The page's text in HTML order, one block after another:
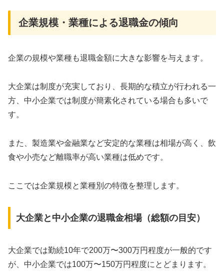
企業規模・業種による退職金の傾向
企業の規模や業種も退職金額に大きな影響を与えます。
大企業は制度が充実しており、長期的な積立が行われる一
方、中小企業では制度が簡素化されている場合も多いで
す。
また、製造業や金融業など安定的な業種は相場が高く、飲
食や小売など離職率が高い業種は低めです。
ここでは企業規模と業種別の特徴を整理します。
大企業と中小企業の退職金相場（総額の目安）
大企業では勤続10年で200万〜300万円程度が一般的です
が、中小企業では100万〜150万円程度にとどまります。